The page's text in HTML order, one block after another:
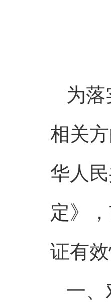
为
相关
华人
定》
证有
一、